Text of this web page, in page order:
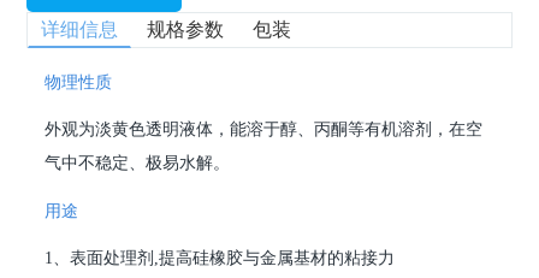
详细信息 规格参数 包装
物理性质
外观为淡黄色透明液体，能溶于醇、丙酮等有机溶剂，在空
气中不稳定、极易水解。
用途
1、表面处理剂,提高硅橡胶与金属基材的粘接力